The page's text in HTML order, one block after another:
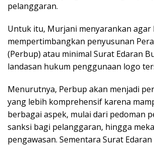
pelanggaran.
Untuk itu, Murjani menyarankan agar
mempertimbangkan penyusunan
(Perbup) atau minimal Surat Edaran
landasan hukum penggunaan logo
Menurutnya, Perbup akan menjadi
yang lebih komprehensif karena
berbagai aspek, mulai dari pedoman
sanksi bagi pelanggaran, hingga
pengawasan. Sementara Surat